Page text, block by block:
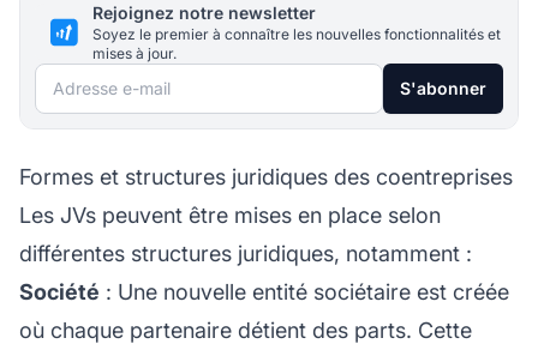
Rejoignez notre newsletter
Soyez le premier à connaître les nouvelles fonctionnalités et
mises à jour.
Adresse e-mail S'abonner
Formes et structures juridiques des coentreprises
Les JVs peuvent être mises en place selon
différentes structures juridiques, notamment :
Société : Une nouvelle entité sociétaire est créée
où chaque partenaire détient des parts. Cette